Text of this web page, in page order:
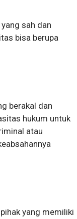
sah dan
bisa berupa
berakal dan
hukum untuk
atau
yang memiliki